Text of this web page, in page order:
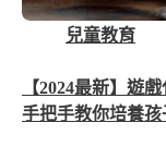
兒童教育
【2024最新】遊
手把手教你培養